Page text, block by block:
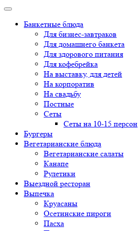
Банкетные блюда
Для бизнес-завтраков
Для домашнего банкета
Для здорового питания
Для кофебрейка
На выставку, для детей
На корпоратив
На свадьбу
Постные
Сеты
Сеты на 10-15 персон
Бургеры
Вегетарианские блюда
Вегетарианские салаты
Канапе
Рулетики
Выездной ресторан
Выпечка
Круасаны
Осетинские пироги
Пасха